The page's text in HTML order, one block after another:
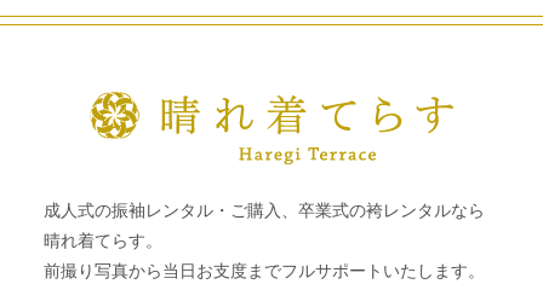
成人式の振袖レンタル・ご購入、卒業式の袴レンタルなら
晴れ着てらす。
前撮り写真から当日お支度までフルサポートいたします。